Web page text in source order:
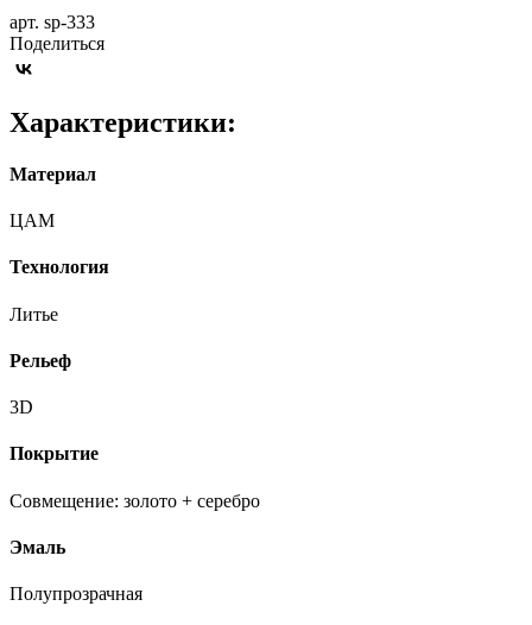
арт. sp-333
Поделиться
Характеристики:
Материал
ЦАМ
Технология
Литье
Рельеф
3D
Покрытие
Совмещение: золото + серебро
Эмаль
Полупрозрачная